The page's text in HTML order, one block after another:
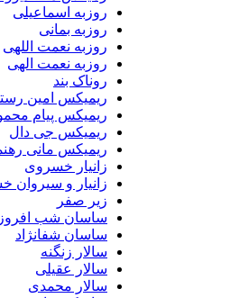
روزبه اسماعیلی
روزبه بمانی
روزبه نعمت اللهی
روزبه نعمت الهی
روناک بند
ریمیکس امین رستمی
ریمیکس پیام محمودیان
ریمیکس جی دال
ریمیکس مانی رهنما
زانیار خسروی
زانیار و سیروان خسروی
زیر صفر
ساسان شب افروز
ساسان شفانژاد
سالار زنگنه
سالار عقیلی
سالار محمدی